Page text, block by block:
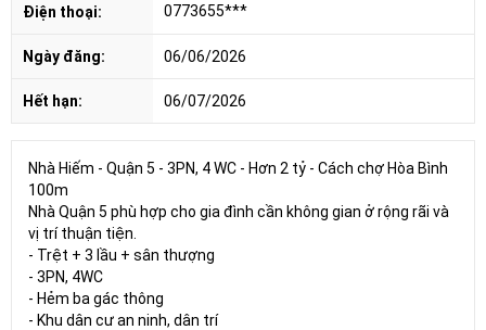
Điện thoại: 0773655***
Ngày đăng: 06/06/2026
Hết hạn: 06/07/2026
Nhà Hiếm - Quận 5 - 3PN, 4 WC - Hơn 2 tỷ - Cách chợ Hòa Bình
100m
Nhà Quận 5 phù hợp cho gia đình cần không gian ở rộng rãi và
vị trí thuận tiện.
- Trệt + 3 lầu + sân thượng
- 3PN, 4WC
- Hẻm ba gác thông
- Khu dân cư an ninh, dân trí